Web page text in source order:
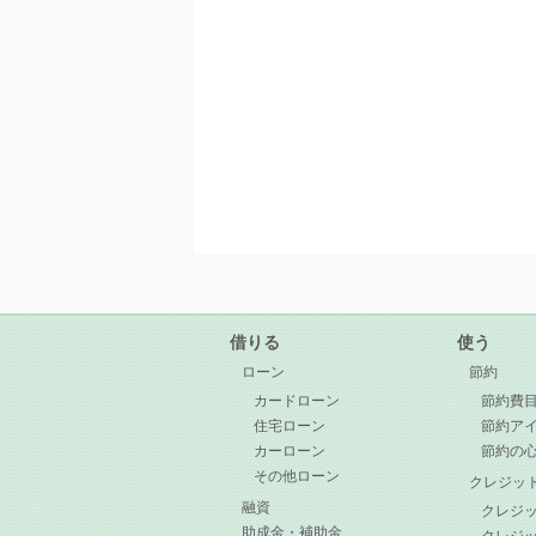
借りる
ローン
カードローン
住宅ローン
カーローン
その他ローン
融資
助成金・補助金
使う
節約
節約費
節約ア
節約の
クレジッ
クレジ